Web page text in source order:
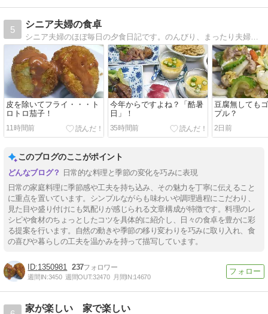
5
シニア夫婦の食卓
シニア夫婦のほぼ毎日の夕食日記です。のんびり、まったり夫婦のおとぼけの毎日をつづります。
皮を除いてフライ・・・ト
ロトロ茄子！
11時間前
今年からですよね？「酷暑
日」！
35時間前
豆腐無しても
プル？
2日前
このブログのここがポイント
日常的な料理と季節の変化を巧みに表現
日常の家庭料理に季節感や工夫を持ち込み、その魅力を丁寧に伝えること
に重点を置いています。シンプルながらも味わいや調理過程にこだわり、
見た目や盛り付けにも気配りが感じられる文章構成が特徴です。料理のレ
シピや食材のちょっとしたコツを具体的に紹介し、日々の食卓を豊かに彩
る提案を行います。自然の動きや季節の移り変わりを巧みに取り入れ、食
の喜びや暮らしの工夫を温かみを持って描写しています。
1350981 237
週間IN:3450 週間OUT:32470 月間IN:14670
家が楽しい 家で楽しい